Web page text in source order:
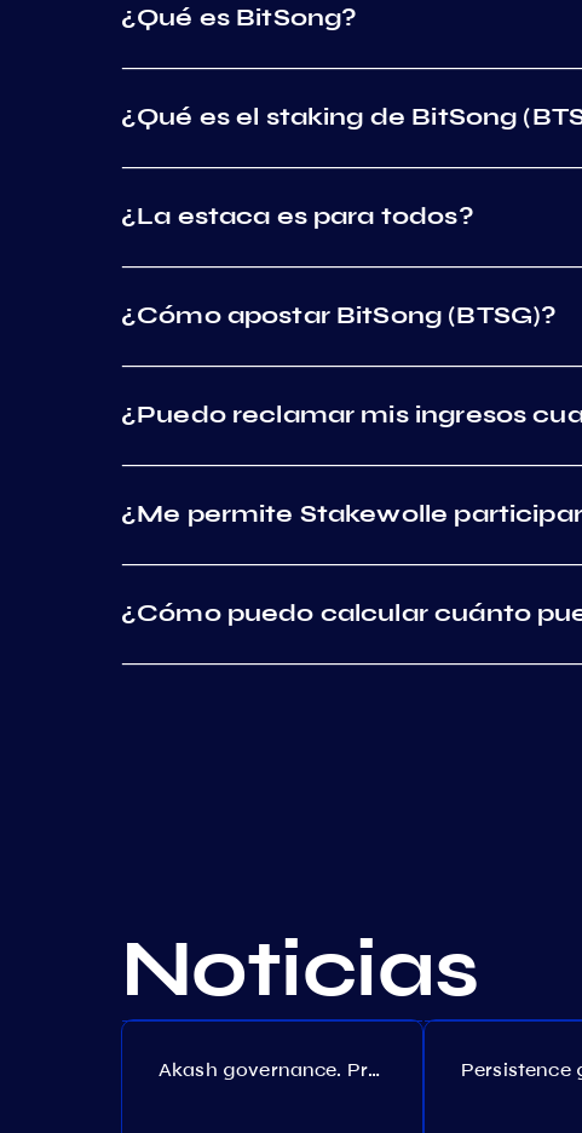
¿Qué es BitSong?
¿Qué es el staking de BitSong
¿La estaca es para todos?
¿Cómo apostar BitSong (BTSG)?
¿Puedo reclamar mis ingresos
¿Me permite Stakewolle
¿Cómo puedo calcular cuánto
Noticias
Akash governance. Proposal №308